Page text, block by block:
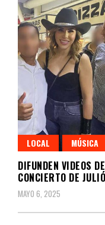
LOCAL MÚSICA
DIFUNDEN VIDEOS
CONCIERTO DE
MAYO 6, 2025